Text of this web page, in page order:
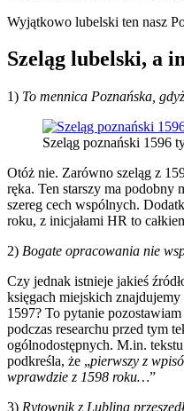
Wyjątkowo lubelski ten nasz
Szeląg lubelski, a
1) To mennica Poznańska,
Szeląg poznański 1596
Otóż nie. Zarówno szeląg z
ręka. Ten starszy ma podobny
szereg cech wspólnych.
roku, z inicjałami HR to
2) Bogate opracowania nie
Czy jednak istnieje jakieś
księgach miejskich
1597? To pytanie
podczas researchu przed tym
ogólnodostępnych. M.in.
podkreśla, że „pierwszy z
wprawdzie z 1598 roku…”
3) Rytownik z Lublina